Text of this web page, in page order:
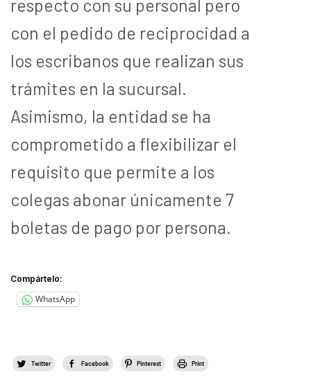
respecto con su personal pero
con el pedido de reciprocidad a
los escribanos que realizan sus
trámites en la sucursal.
Asimismo, la entidad se ha
comprometido a flexibilizar el
requisito que permite a los
colegas abonar únicamente 7
boletas de pago por persona.
Compártelo:
WhatsApp
Twitter Facebook Pinterest Print